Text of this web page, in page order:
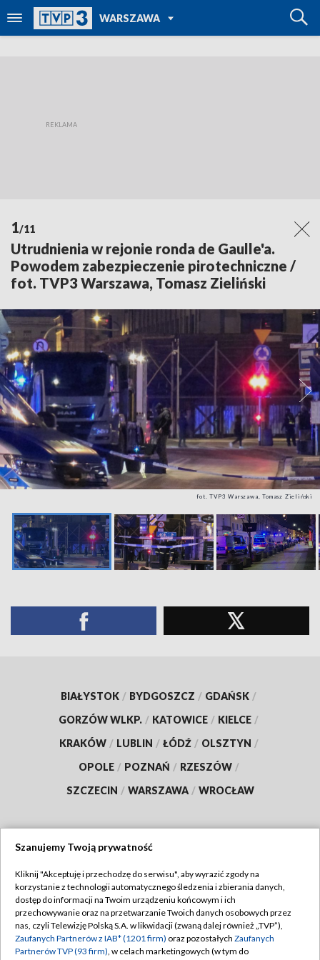
WARSZAWA
TVP REGIONY
1/11
Utrudnienia w rejonie ronda de Gaulle'a.
Powodem zabezpieczenie pirotechniczne /
fot. TVP3 Warszawa, Tomasz Zieliński
fot. TVP3 Warszawa, Tomasz Zieliński
BIAŁYSTOK / BYDGOSZCZ / GDAŃSK /
GORZÓW WLKP. / KATOWICE / KIELCE /
KRAKÓW / LUBLIN / ŁÓDŹ / OLSZTYN /
OPOLE / POZNAŃ / RZESZÓW /
SZCZECIN / WARSZAWA / WROCŁAW
TVP
Abonament TVP
Emisja w TVP
Regulamin TVP
Polityka prywatności
Szanujemy Twoją prywatność
Kliknij "Akceptuję i przechodzę do serwisu", aby wyrazić zgody na
korzystanie z technologii automatycznego śledzenia i zbierania danych,
dostęp do informacji na Twoim urządzeniu końcowym i ich
przechowywanie oraz na przetwarzanie Twoich danych osobowych przez
nas, czyli Telewizję Polską S.A. w likwidacji (zwaną dalej również „TVP”),
Zaufanych Partnerów z IAB* (1201 firm) oraz pozostałych Zaufanych
Partnerów TVP (93 firm), w celach marketingowych (w tym do